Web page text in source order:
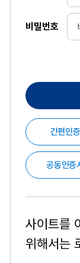
비밀번호
간편인
공동인증
사이트를
위해서는